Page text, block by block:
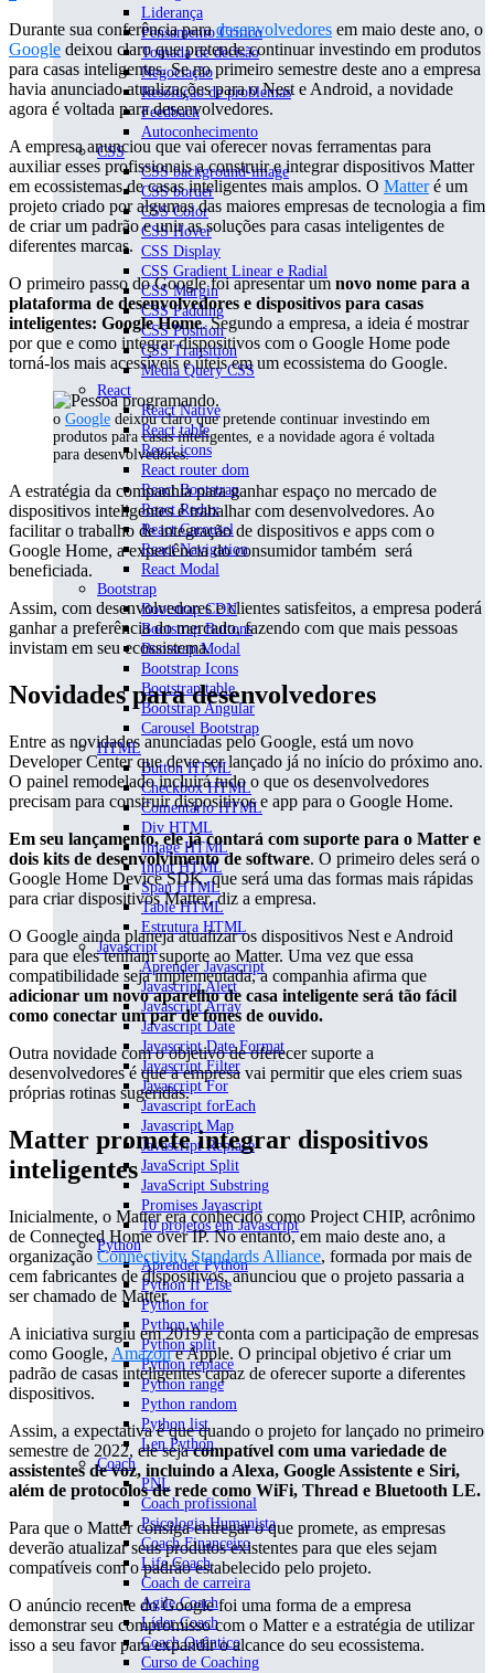
Liderança
Pensamento Crítico
Tomada de decisão
Negociação
Resolução de problemas
Feedback
Autoconhecimento
CSS
CSS background-image
CSS border
CSS Color
CSS Hover
CSS Display
CSS Gradient Linear e Radial
CSS Margin
CSS Padding
CSS Position
CSS Transition
Media Query CSS
React
React Native
React table
React icons
React router dom
React Bootstrap
React Redux
React Carousel
React Navigation
React Modal
Bootstrap
Bootstrap CDN
Bootstrap Buttons
Bootsrap Modal
Bootstrap Icons
Bootstrap table
Bootstrap Angular
Carousel Bootstrap
HTML
Button HTML
Checkbox HTML
Comentário HTML
Div HTML
Image HTML
Input HTML
Span HTML
Table HTML
Estrutura HTML
Javascript
Aprender Javascript
Javascript Alert
Javascript Array
Javascript Date
Javascript Date Format
Javascript Filter
Javascript For
Javascript forEach
Javascript Map
Javascript Replace
JavaScript Split
JavaScript Substring
Promises Javascript
10 projetos em Javascript
Python
Aprender Python
Python If Else
Python for
Python while
Python split
Python replace
Python range
Python random
Python list
Len Python
Coach
PNL
Coach profissional
Psicologia Humanista
Coach Financeiro
Life Coach
Coach de carreira
Agile Coach
Líder Coach
Coach Quântico
Curso de Coaching
Durante sua conferência paradesenvolvedores em maio deste ano, o
Google deixou claro que pretende continuar investindo em produtos
para casas inteligentes. Se no primeiro semestre deste ano a empresa
havia anunciado atualizações para o Nest e Android, a novidade
agora é voltada para desenvolvedores.
A empresa anunciou que vai oferecer novas ferramentas para
auxiliar esses profissionais a construir e integrar dispositivos Matter
em ecossistemas de casas inteligentes mais amplos. O Matteré um
projeto criado por algumas das maiores empresas de tecnologia a fim
de criar um padrão e unir as soluções para casas inteligentes de
diferentes marcas.
O primeiro passo do Google foi apresentar um novo nome para a
plataforma de desenvolvedores e dispositivos para casas
inteligentes: Google Home. Segundo a empresa, a ideia é mostrar
por que e como integrar dispositivos com o Google Home pode
torná-los mais acessíveis e úteis em um ecossistema do Google.
o Google deixou claro que pretende continuar investindo em
produtos para casas inteligentes, e a novidade agora é voltada
para desenvolvedores.
A estratégia da companhia para ganhar espaço no mercado de
dispositivos inteligentes é trabalhar com desenvolvedores. Ao
facilitar o trabalho de integração de dispositivos e apps com o
Google Home, a experiência do consumidor também será
beneficiada.
Assim, com desenvolvedores e clientes satisfeitos, a empresa poderá
ganhar a preferência do mercado, fazendo com que mais pessoas
invistam em seu ecossistema.
Novidades para desenvolvedores
Entre as novidades anunciadas pelo Google, está um novo
Developer Center que deve ser lançado já no início do próximo ano.
O painel remodelado incluirá tudo o que os desenvolvedores
precisam para construir dispositivos e app para o Google Home.
Em seu lançamento, ele já contará com suporte para o Matter e
dois kits de desenvolvimento de software. O primeiro deles será o
Google Home Device SDK, que será uma das formas mais rápidas
para criar dispositivos Matter, diz a empresa.
O Google ainda planeja atualizar os dispositivos Nest e Android
para que eles tenham suporte ao Matter. Uma vez que essa
compatibilidade seja implementada, a companhia afirma que
adicionar um novo aparelho de casa inteligente será tão fácil
como conectar um par de fones de ouvido.
Outra novidade com o objetivo de oferecer suporte a
desenvolvedores é que a empresa vai permitir que eles criem suas
próprias rotinas sugeridas.
Matter promete integrar dispositivos
inteligentes
Inicialmente, o Matter era conhecido como Project CHIP, acrônimo
de Connected Home over IP. No entanto, em maio deste ano, a
organização Connectivity Standards Alliance, formada por mais de
cem fabricantes de dispositivos, anunciou que o projeto passaria a
ser chamado de Matter.
A iniciativa surgiu em 2019 e conta com a participação de empresas
como Google, Amazone Apple. O principal objetivo é criar um
padrão de casas inteligentes capaz de oferecer suporte a diferentes
dispositivos.
Assim, a expectativa é que quando o projeto for lançado no primeiro
semestre de 2022, ele sejacompatível com uma variedade de
assistentes de voz, incluindo a Alexa, Google Assistente e Siri,
além de protocolos de rede como WiFi, Thread e Bluetooth LE.
Para que o Matter consiga entregar o que promete, as empresas
deverão atualizar seus produtos existentes para que eles sejam
compatíveis com o padrão estabelecido pelo projeto.
O anúncio recente do Google foi uma forma de a empresa
demonstrar seu compromisso com o Matter e a estratégia de utilizar
isso a seu favor para expandir o alcance do seu ecossistema.